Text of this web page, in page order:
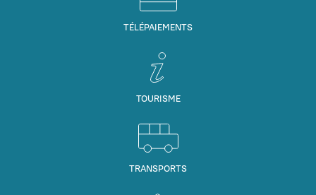
TÉLÉPAIEMENTS
TOURISME
TRANSPORTS